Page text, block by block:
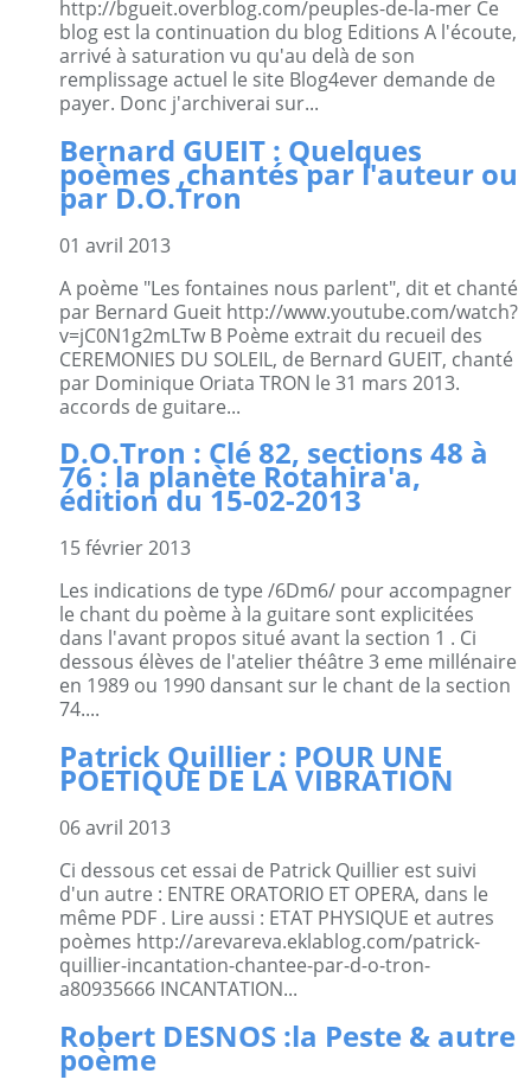
http://bgueit.overblog.com/peuples-de-la-mer Ce
blog est la continuation du blog Editions A l'écoute,
arrivé à saturation vu qu'au delà de son
remplissage actuel le site Blog4ever demande de
payer. Donc j'archiverai sur...
Bernard GUEIT : Quelques
poèmes ,chantés par l'auteur ou
par D.O.Tron
01 avril 2013
A poème "Les fontaines nous parlent", dit et chanté
par Bernard Gueit http://www.youtube.com/watch?
v=jC0N1g2mLTw B Poème extrait du recueil des
CEREMONIES DU SOLEIL, de Bernard GUEIT, chanté
par Dominique Oriata TRON le 31 mars 2013.
accords de guitare...
D.O.Tron : Clé 82, sections 48 à
76 : la planète Rotahira'a,
édition du 15-02-2013
15 février 2013
Les indications de type /6Dm6/ pour accompagner
le chant du poème à la guitare sont explicitées
dans l'avant propos situé avant la section 1 . Ci
dessous élèves de l'atelier théâtre 3 eme millénaire
en 1989 ou 1990 dansant sur le chant de la section
74....
Patrick Quillier : POUR UNE
POETIQUE DE LA VIBRATION
06 avril 2013
Ci dessous cet essai de Patrick Quillier est suivi
d'un autre : ENTRE ORATORIO ET OPERA, dans le
même PDF . Lire aussi : ETAT PHYSIQUE et autres
poèmes http://arevareva.eklablog.com/patrick-
quillier-incantation-chantee-par-d-o-tron-
a80935666 INCANTATION...
Robert DESNOS :la Peste & autre
poème